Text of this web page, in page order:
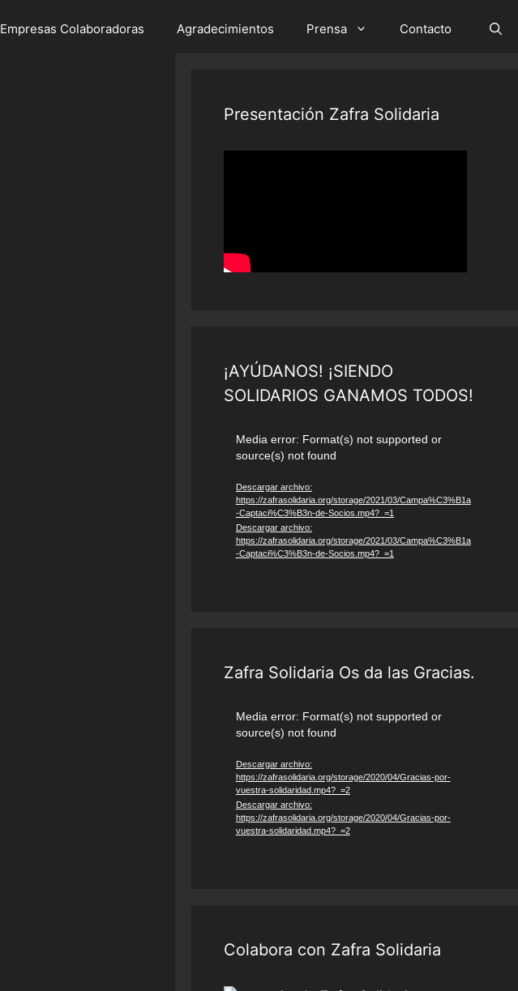
Empresas Colaboradoras Agradecimientos Prensa Contacto
Presentación Zafra Solidaria
¡AYÚDANOS! ¡SIENDO
SOLIDARIOS GANAMOS TODOS!
Reproductor
de
vídeo
Media error: Format(s) not supported or
source(s) not found
Descargar archivo:
https://zafrasolidaria.org/storage/2021/03/Campa%C3%B1a
-Captaci%C3%B3n-de-Socios.mp4?_=1
Descargar archivo:
https://zafrasolidaria.org/storage/2021/03/Campa%C3%B1a
-Captaci%C3%B3n-de-Socios.mp4?_=1
Zafra Solidaria Os da las Gracias.
Reproductor
de
vídeo
Media error: Format(s) not supported or
source(s) not found
Descargar archivo:
https://zafrasolidaria.org/storage/2020/04/Gracias-por-
vuestra-solidaridad.mp4?_=2
Descargar archivo:
https://zafrasolidaria.org/storage/2020/04/Gracias-por-
vuestra-solidaridad.mp4?_=2
Colabora con Zafra Solidaria